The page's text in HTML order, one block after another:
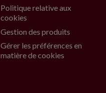
Politique relative aux
cookies
Gestion des produits
Gérer les préférences en
matière de cookies